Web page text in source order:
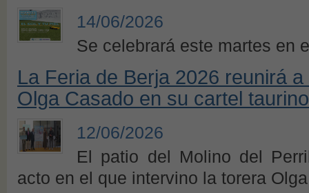
14/06/2026
Se celebrará este martes en
La Feria de Berja 2026 reunirá
Olga Casado en su cartel taurino
12/06/2026
El patio del Molino del
acto en el que intervino la torera